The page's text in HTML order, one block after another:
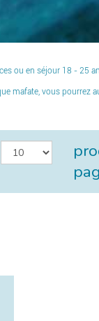
ou en séjour 18 - 25
mafate, vous pourrez